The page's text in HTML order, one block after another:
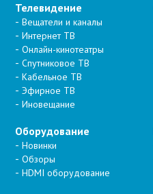
Телевидение
Вещатели и каналы
Интернет ТВ
Онлайн-кинотеатры
Спутниковое ТВ
Кабельное ТВ
Эфирное ТВ
Иновещание
Оборудование
Новинки
Обзоры
HDMI оборудование